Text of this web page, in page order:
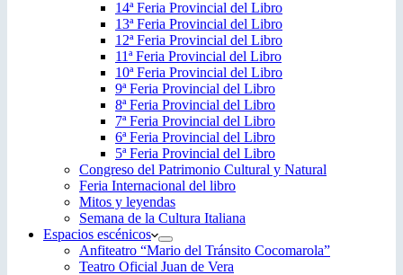
14ª Feria Provincial del Libro
13ª Feria Provincial del Libro
12ª Feria Provincial del Libro
11ª Feria Provincial del Libro
10ª Feria Provincial del Libro
9ª Feria Provincial del Libro
8ª Feria Provincial del Libro
7ª Feria Provincial del Libro
6ª Feria Provincial del Libro
5ª Feria Provincial del Libro
Congreso del Patrimonio Cultural y Natural
Feria Internacional del libro
Mitos y leyendas
Semana de la Cultura Italiana
Espacios escénicos
Anfiteatro “Mario del Tránsito Cocomarola”
Teatro Oficial Juan de Vera